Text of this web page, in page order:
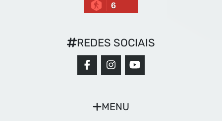
6
MENU
REDES SOCIAIS